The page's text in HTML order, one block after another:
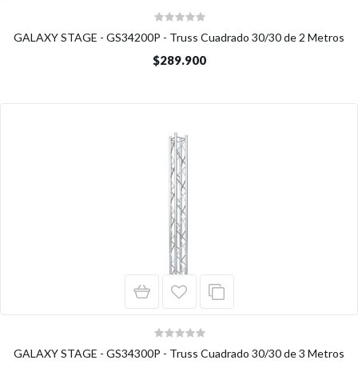
GALAXY STAGE - GS34200P - Truss Cuadrado 30/30 de 2 Metros
$289.900
GALAXY STAGE - GS34300P - Truss Cuadrado 30/30 de 3 Metros